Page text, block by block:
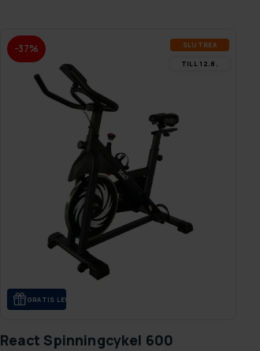
-37% SLUT­REA
TILL 12.8.
GRA­TIS LE­VE­RANS
React Spinningcykel 600